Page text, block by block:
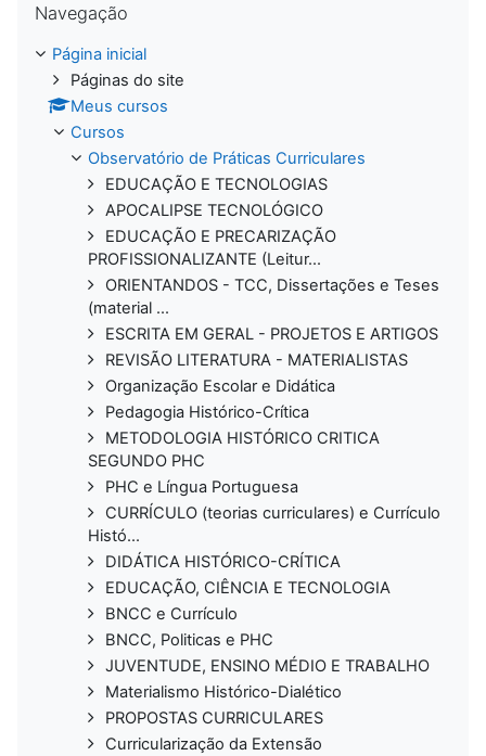
Navegação
Página inicial
Páginas do site
Meus cursos
Cursos
Observatório de Práticas Curriculares
EDUCAÇÃO E TECNOLOGIAS
APOCALIPSE TECNOLÓGICO
EDUCAÇÃO E PRECARIZAÇÃO
PROFISSIONALIZANTE (Leitur...
ORIENTANDOS - TCC, Dissertações e Teses
(material ...
ESCRITA EM GERAL - PROJETOS E ARTIGOS
REVISÃO LITERATURA - MATERIALISTAS
Organização Escolar e Didática
Pedagogia Histórico-Crítica
METODOLOGIA HISTÓRICO CRITICA
SEGUNDO PHC
PHC e Língua Portuguesa
CURRÍCULO (teorias curriculares) e Currículo
Histó...
DIDÁTICA HISTÓRICO-CRÍTICA
EDUCAÇÃO, CIÊNCIA E TECNOLOGIA
BNCC e Currículo
BNCC, Politicas e PHC
JUVENTUDE, ENSINO MÉDIO E TRABALHO
Materialismo Histórico-Dialético
PROPOSTAS CURRICULARES
Curricularização da Extensão